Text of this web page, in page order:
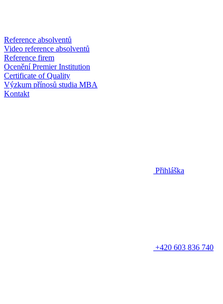
Reference absolventů
Video reference absolventů
Reference firem
Ocenění Premier Institution
Certificate of Quality
Výzkum přínosů studia MBA
Kontakt
Přihláška
+420 603 836 740